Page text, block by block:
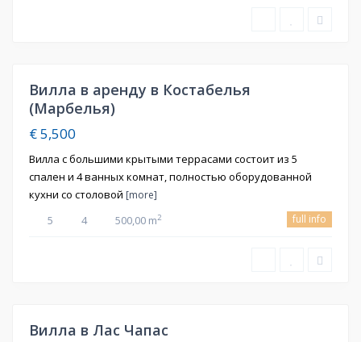
Вилла в аренду в Костабелья
(Марбелья)
€ 5,500
Вилла с большими крытыми террасами состоит из 5
спален и 4 ванных комнат, полностью оборудованной
кухни со столовой [more]
5 4 500,00 m2 full info
Вилла в Лас Чапас